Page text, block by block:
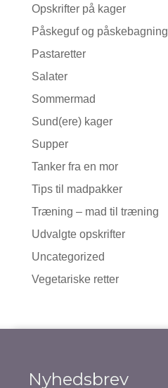
Opskrifter på kager
Påskeguf og påskebagning
Pastaretter
Salater
Sommermad
Sund(ere) kager
Supper
Tanker fra en mor
Tips til madpakker
Træning – mad til træning
Udvalgte opskrifter
Uncategorized
Vegetariske retter
Nyhedsbrev